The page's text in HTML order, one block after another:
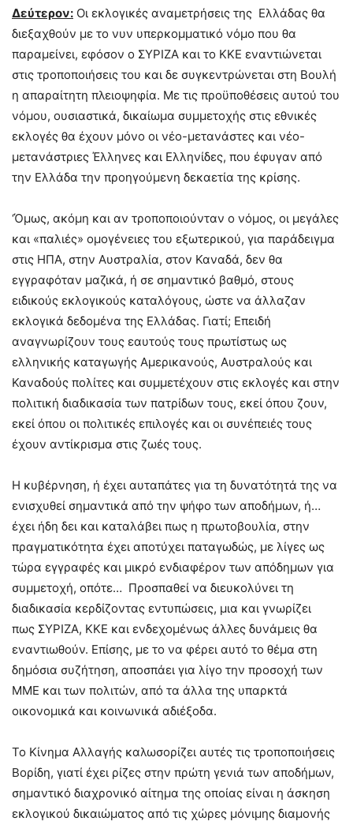
Δεύτερον: Οι εκλογικές αναμετρήσεις της Ελλάδας θα
διεξαχθούν με το νυν υπερκομματικό νόμο που θα
παραμείνει, εφόσον ο ΣΥΡΙΖΑ και το ΚΚΕ εναντιώνεται
στις τροποποιήσεις του και δε συγκεντρώνεται στη Βουλή
η απαραίτητη πλειοψηφία. Με τις προϋποθέσεις αυτού του
νόμου, ουσιαστικά, δικαίωμα συμμετοχής στις εθνικές
εκλογές θα έχουν μόνο οι νέο-μετανάστες και νέο-
μετανάστριες Έλληνες και Ελληνίδες, που έφυγαν από
την Ελλάδα την προηγούμενη δεκαετία της κρίσης.
‘Όμως, ακόμη και αν τροποποιούνταν ο νόμος, οι μεγάλες
και «παλιές» ομογένειες του εξωτερικού, για παράδειγμα
στις ΗΠΑ, στην Αυστραλία, στον Καναδά, δεν θα
εγγραφόταν μαζικά, ή σε σημαντικό βαθμό, στους
ειδικούς εκλογικούς καταλόγους, ώστε να άλλαζαν
εκλογικά δεδομένα της Ελλάδας. Γιατί; Επειδή
αναγνωρίζουν τους εαυτούς τους πρωτίστως ως
ελληνικής καταγωγής Αμερικανούς, Αυστραλούς και
Καναδούς πολίτες και συμμετέχουν στις εκλογές και στην
πολιτική διαδικασία των πατρίδων τους, εκεί όπου ζουν,
εκεί όπου οι πολιτικές επιλογές και οι συνέπειές τους
έχουν αντίκρισμα στις ζωές τους.
Η κυβέρνηση, ή έχει αυταπάτες για τη δυνατότητά της να
ενισχυθεί σημαντικά από την ψήφο των αποδήμων, ή…
έχει ήδη δει και καταλάβει πως η πρωτοβουλία, στην
πραγματικότητα έχει αποτύχει παταγωδώς, με λίγες ως
τώρα εγγραφές και μικρό ενδιαφέρον των απόδημων για
συμμετοχή, οπότε… Προσπαθεί να διευκολύνει τη
διαδικασία κερδίζοντας εντυπώσεις, μια και γνωρίζει
πως ΣΥΡΙΖΑ, ΚΚΕ και ενδεχομένως άλλες δυνάμεις θα
εναντιωθούν. Επίσης, με το να φέρει αυτό το θέμα στη
δημόσια συζήτηση, αποσπάει για λίγο την προσοχή των
ΜΜΕ και των πολιτών, από τα άλλα της υπαρκτά
οικονομικά και κοινωνικά αδιέξοδα.
Το Κίνημα Αλλαγής καλωσορίζει αυτές τις τροποποιήσεις
Βορίδη, γιατί έχει ρίζες στην πρώτη γενιά των αποδήμων,
σημαντικό διαχρονικό αίτημα της οποίας είναι η άσκηση
εκλογικού δικαιώματος από τις χώρες μόνιμης διαμονής